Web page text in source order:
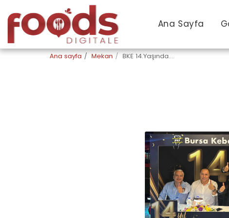
Ana Sayfa
Ana sayfa Mekan BKE 14.Yaşında....